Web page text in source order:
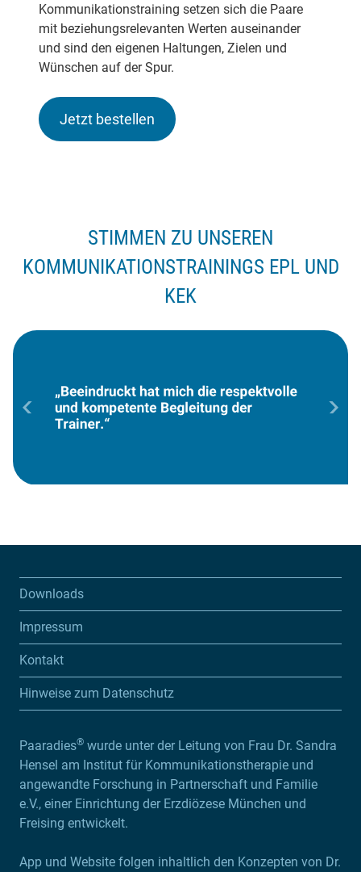
Kommunikationstraining setzen sich die Paare
mit beziehungsrelevanten Werten auseinander
und sind den eigenen Haltungen, Zielen und
Wünschen auf der Spur.
Jetzt bestellen
STIMMEN ZU UNSEREN
KOMMUNIKATIONSTRAININGS EPL UND
KEK
Downloads
Impressum
Kontakt
Hinweise zum Datenschutz
Paaradies® wurde unter der Leitung von Frau Dr. Sandra
Hensel am Institut für Kommunikationstherapie und
angewandte Forschung in Partnerschaft und Familie
e.V., einer Einrichtung der Erzdiözese München und
Freising entwickelt.
App und Website folgen inhaltlich den Konzepten von Dr.